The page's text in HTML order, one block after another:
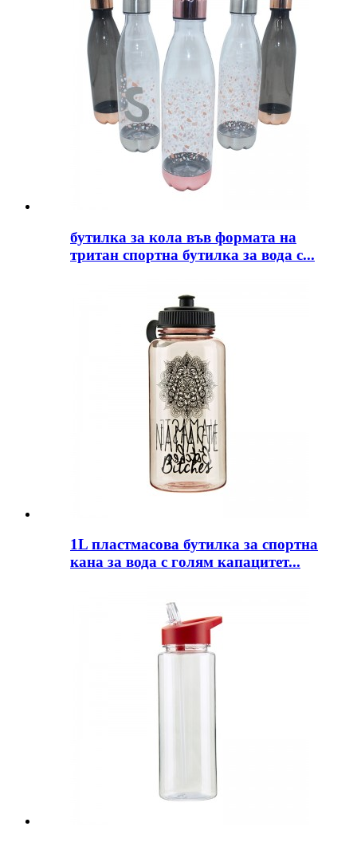
бутилка за кола във формата на
тритан спортна бутилка за вода с...
1L пластмасова бутилка за спортна
кана за вода с голям капацитет...